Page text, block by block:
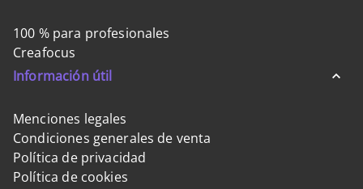
100 % para profesionales
Creafocus
Información útil
Menciones legales
Condiciones generales de venta
Política de privacidad
Política de cookies